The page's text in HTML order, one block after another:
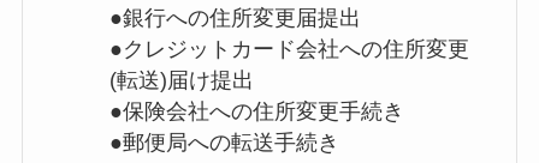
●銀行への住所変更届提出
●クレジットカード会社への住所変更
(転送)届け提出
●保険会社への住所変更手続き
●郵便局への転送手続き